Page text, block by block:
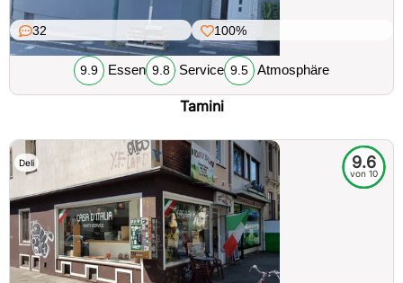
32 100%
9.9 Essen 9.8 Service 9.5 Atmosphäre
Tamini
Deli 9.6
von 10